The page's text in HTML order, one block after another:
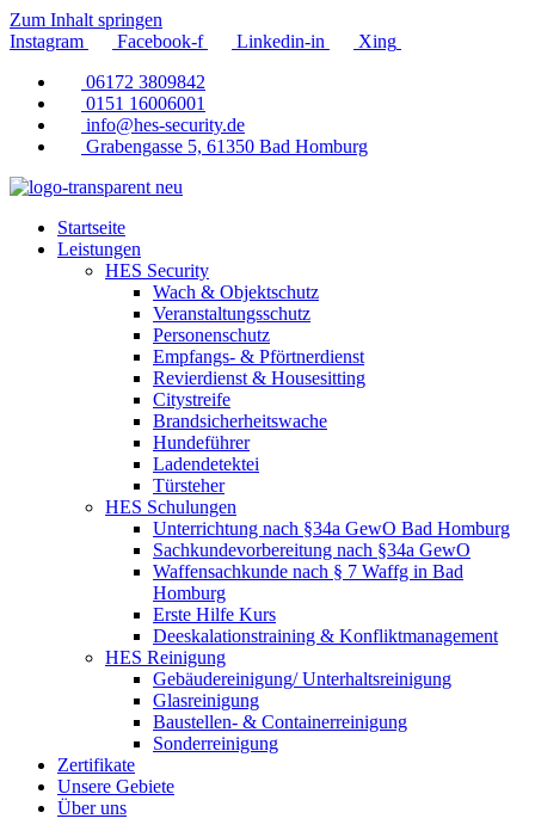
Zum Inhalt springen
Instagram
Facebook-f Linkedin-in
Xing
06172 3809842
0151 16006001
info@hes-security.de
Grabengasse 5, 61350 Bad Homburg
Startseite
Leistungen
HES Security
Wach & Objektschutz
Veranstaltungsschutz
Personenschutz
Empfangs- & Pförtnerdienst
Revierdienst & Housesitting
Citystreife
Brandsicherheitswache
Hundeführer
Ladendetektei
Türsteher
HES Schulungen
Unterrichtung nach §34a GewO Bad Homburg
Sachkundevorbereitung nach §34a GewO
Waffensachkunde nach § 7 Waffg in Bad
Homburg
Erste Hilfe Kurs
Deeskalationstraining & Konfliktmanagement
HES Reinigung
Gebäudereinigung/ Unterhaltsreinigung
Glasreinigung
Baustellen- & Containerreinigung
Sonderreinigung
Zertifikate
Unsere Gebiete
Über uns